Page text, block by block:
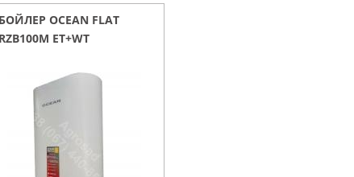
БОЙЛЕР OCEAN FLAT
RZB100M ET+WT